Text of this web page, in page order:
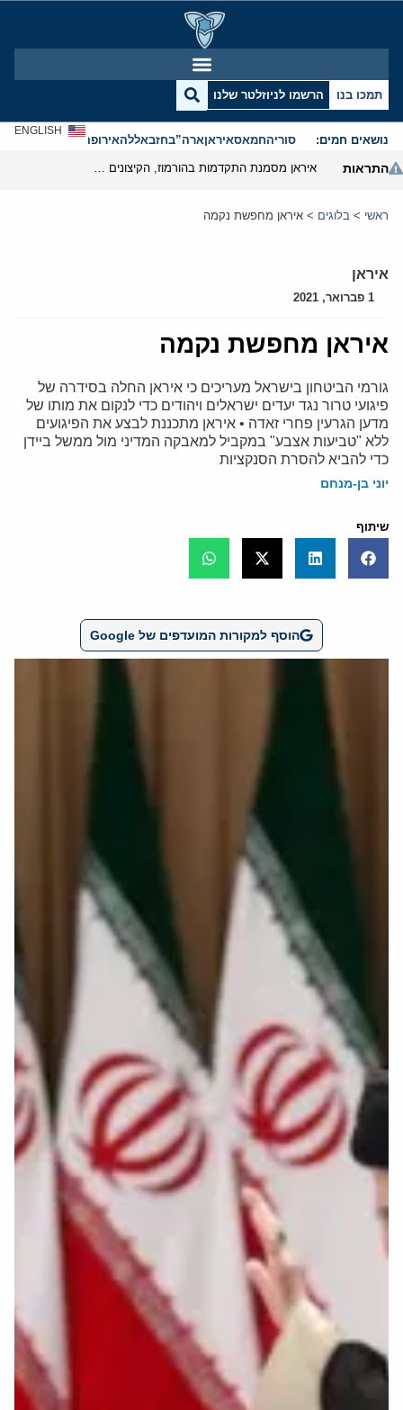
תמכו בנו הרשמו לניוזלטר שלנו
נושאים חמים: סוריהחמאסאיראןארה”בחזבאללהאירופהאנטישמיות
ENGLISH
התראות
ראשי > בלוגים > איראן מחפשת נקמה
איראן
1 פברואר, 2021
איראן מחפשת נקמה
גורמי הביטחון בישראל מעריכים כי איראן החלה בסידרה של
פיגועי טרור נגד יעדים ישראלים ויהודים כדי לנקום את מותו של
מדען הגרעין פחרי זאדה • איראן מתכננת לבצע את הפיגועים
ללא "טביעות אצבע" במקביל למאבקה המדיני מול ממשל ביידן
כדי להביא להסרת הסנקציות
יוני בן-מנחם
שיתוף
הוסף למקורות המועדפים של Google